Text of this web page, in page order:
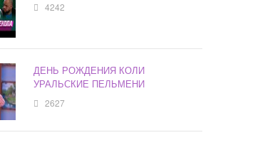
4242
ДЕНЬ РОЖДЕНИЯ КОЛИ
УРАЛЬСКИЕ ПЕЛЬМЕНИ
2627